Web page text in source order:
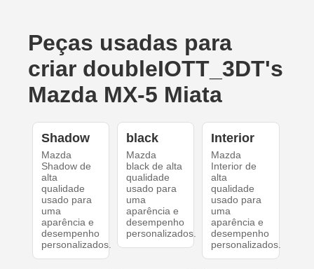
Peças usadas para
criar doubleIOTT_3DT's
Mazda MX-5 Miata
Shadow
Mazda
Shadow de
alta
qualidade
usado para
uma
aparência e
desempenho
personalizados.
black
Mazda
black de alta
qualidade
usado para
uma
aparência e
desempenho
personalizados.
Interior
Mazda
Interior de
alta
qualidade
usado para
uma
aparência e
desempenho
personalizados.